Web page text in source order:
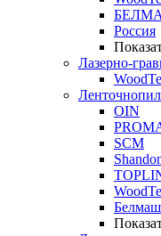
Россия
Лазерно-
OIN
SCM
Белмаш